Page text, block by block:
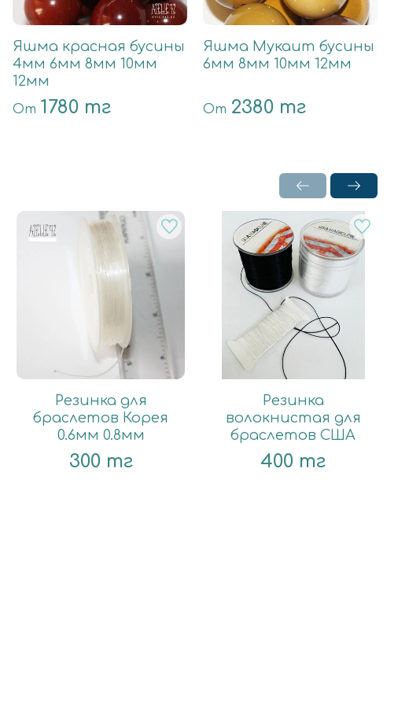
Яшма красная бусины
4мм 6мм 8мм 10мм
12мм
От 1780 тг
Яшма Мукаит бусины
6мм 8мм 10мм 12мм
От 2380 тг
Резинка для
браслетов Корея
0.6мм 0.8мм
300 тг
Резинка
волокнистая для
браслетов США
400 тг